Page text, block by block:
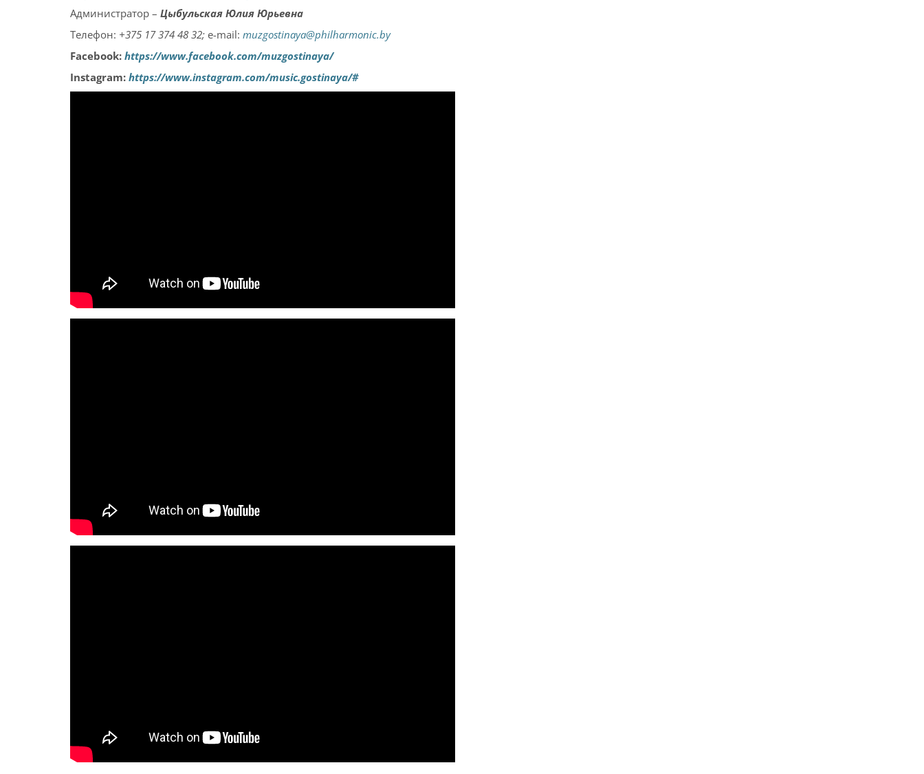
Администратор – Цыбульская Юлия Юрьевна
Телефон: +375 17 374 48 32; e-mail: muzgostinaya@philharmonic.by
Facebook: https://www.facebook.com/muzgostinaya/
Instagram: https://www.instagram.com/music.gostinaya/#